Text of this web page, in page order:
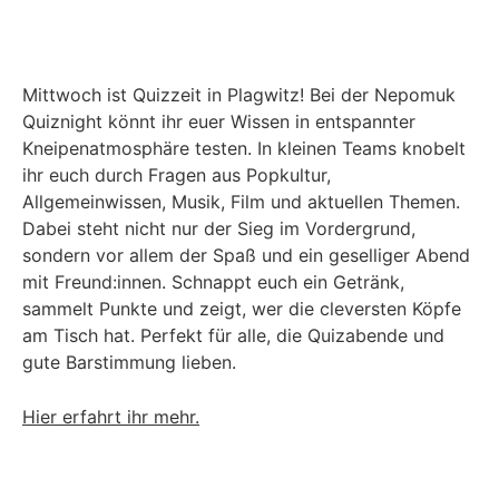
Mittwoch ist Quizzeit in Plagwitz! Bei der Nepomuk
Quiznight könnt ihr euer Wissen in entspannter
Kneipenatmosphäre testen. In kleinen Teams knobelt
ihr euch durch Fragen aus Popkultur,
Allgemeinwissen, Musik, Film und aktuellen Themen.
Dabei steht nicht nur der Sieg im Vordergrund,
sondern vor allem der Spaß und ein geselliger Abend
mit Freund:innen. Schnappt euch ein Getränk,
sammelt Punkte und zeigt, wer die cleversten Köpfe
am Tisch hat. Perfekt für alle, die Quizabende und
gute Barstimmung lieben.
Hier erfahrt ihr mehr.